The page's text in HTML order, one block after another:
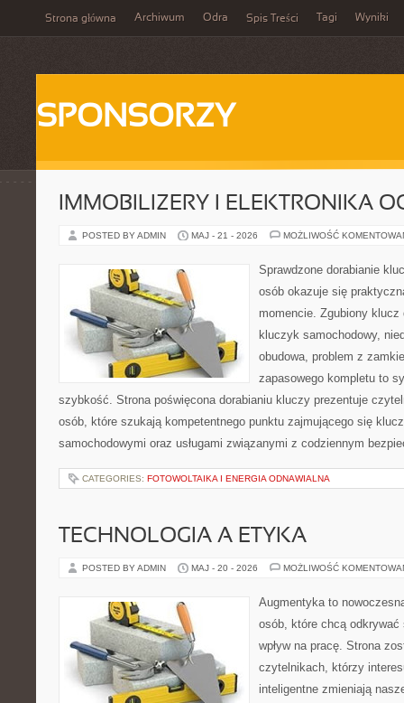
Strona główna Archiwum Odra Spis Treści Tagi Wyniki
SPONSORZY
IMMOBILIZERY I ELEKTRONIKA
POSTED BY ADMIN MAJ - 21 - 2026 MOŻLIWOŚĆ
Sprawdzone dorabianie
osób okazuje się
momencie. Zgubiony
kluczyk samochodowy,
obudowa, problem z
zapasowego kompletu to
szybkość. Strona poświęcona dorabianiu kluczy prezentuje
osób, które szukają kompetentnego punktu zajmującego się
samochodowymi oraz usługami związanymi z codziennym
CATEGORIES: FOTOWOLTAIKA I ENERGIA ODNAWIALNA
TECHNOLOGIA A ETYKA
POSTED BY ADMIN MAJ - 20 - 2026 MOŻLIWOŚĆ
Augmentyka to
osób, które chcą
wpływ na pracę. Strona
czytelnikach, którzy
inteligentne zmieniają